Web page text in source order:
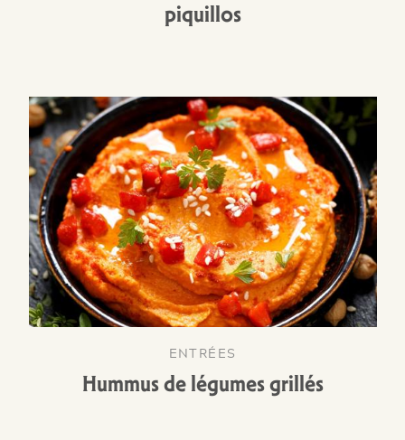
piquillos
ENTRÉES
Hummus de légumes grillés